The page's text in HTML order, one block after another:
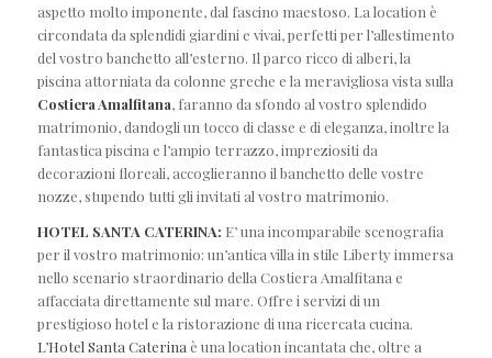
aspetto molto imponente, dal fascino maestoso. La location è
circondata da splendidi giardini e vivai, perfetti per l’allestimento
del vostro banchetto all’esterno. Il parco ricco di alberi, la
piscina attorniata da colonne greche e la meravigliosa vista sulla
Costiera Amalfitana, faranno da sfondo al vostro splendido
matrimonio, dandogli un tocco di classe e di eleganza, inoltre la
fantastica piscina e l’ampio terrazzo, impreziositi da
decorazioni floreali, accoglieranno il banchetto delle vostre
nozze, stupendo tutti gli invitati al vostro matrimonio.
HOTEL SANTA CATERINA: E’ una incomparabile scenografia
per il vostro matrimonio: un’antica villa in stile Liberty immersa
nello scenario straordinario della Costiera Amalfitana e
affacciata direttamente sul mare. Offre i servizi di un
prestigioso hotel e la ristorazione di una ricercata cucina.
L’Hotel Santa Caterina è una location incantata che, oltre a